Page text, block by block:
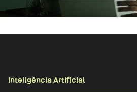
Inteligência Artificial